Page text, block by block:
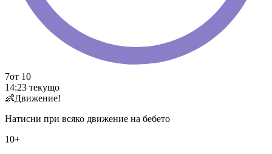
7от 10
14:23 текущо
👶Движение!
Натисни при всяко движение на бебето
10+